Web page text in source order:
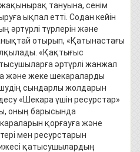
тануына, сенім
ықпал етті. Содан кейін
әртүрлі түрлерін және
отырып, «Қатынастағы
«Қақтығыс
әртүрлі жанжал
және жеке шекараларды
сындарлы жолдарын
«Шекара үшін ресурстар»
оның барысында
қорғауға және
мен ресурстарын
қатысушылардың